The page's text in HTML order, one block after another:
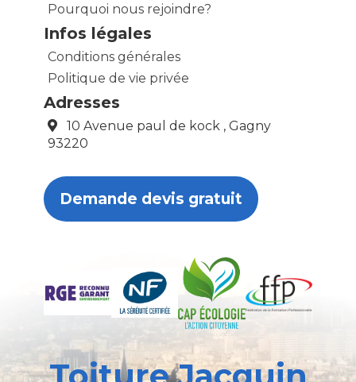
Pourquoi nous rejoindre?
Infos légales
Conditions générales
Politique de vie privée
Adresses
10 Avenue paul de kock , Gagny
93220
Demande devis gratuit